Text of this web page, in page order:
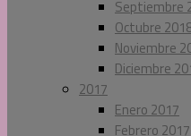
Septiembre
Octubre
Noviembre
Diciembre
2017
Enero 2017
Febrero 2017